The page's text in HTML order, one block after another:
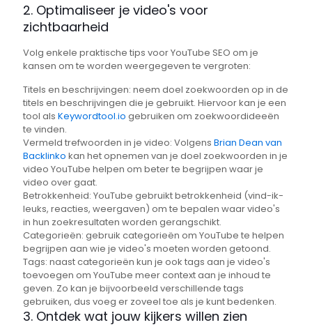
2. Optimaliseer je video's voor
zichtbaarheid
Volg enkele praktische tips voor YouTube SEO om je
kansen om te worden weergegeven te vergroten:
Titels en beschrijvingen: neem doel zoekwoorden op in de
titels en beschrijvingen die je gebruikt. Hiervoor kan je een
tool als Keywordtool.io gebruiken om zoekwoordideeën
te vinden.
Vermeld trefwoorden in je video: Volgens Brian Dean van
Backlinko kan het opnemen van je doel zoekwoorden in je
video YouTube helpen om beter te begrijpen waar je
video over gaat.
Betrokkenheid: YouTube gebruikt betrokkenheid (vind-ik-
leuks, reacties, weergaven) om te bepalen waar video's
in hun zoekresultaten worden gerangschikt.
Categorieën: gebruik categorieën om YouTube te helpen
begrijpen aan wie je video's moeten worden getoond.
Tags: naast categorieën kun je ook tags aan je video's
toevoegen om YouTube meer context aan je inhoud te
geven. Zo kan je bijvoorbeeld verschillende tags
gebruiken, dus voeg er zoveel toe als je kunt bedenken.
3. Ontdek wat jouw kijkers willen zien